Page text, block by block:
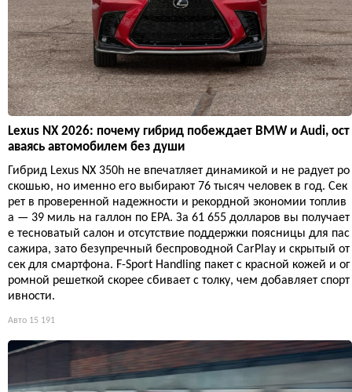
Lexus NX 2026: почему гибрид побеждает BMW и Audi, ост
аваясь автомобилем без души
Гибрид Lexus NX 350h не впечатляет динамикой и не радует ро
скошью, но именно его выбирают 76 тысяч человек в год. Сек
рет в проверенной надежности и рекордной экономии топлив
а — 39 миль на галлон по EPA. За 61 655 долларов вы получает
е тесноватый салон и отсутствие поддержки поясницы для пас
сажира, зато безупречный беспроводной CarPlay и скрытый от
сек для смартфона. F-Sport Handling пакет с красной кожей и ог
ромной решеткой скорее сбивает с толку, чем добавляет спорт
ивности.
Авто 15 191